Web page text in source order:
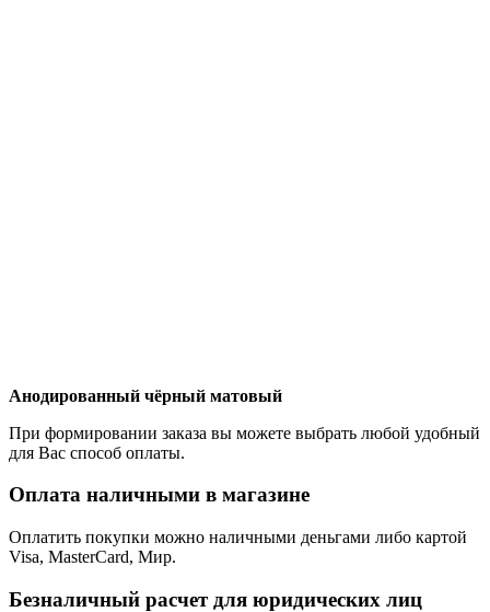
Анодированный чёрный матовый
При формировании заказа вы можете выбрать любой удобный
для Вас способ оплаты.
Оплата наличными в магазине
Оплатить покупки можно наличными деньгами либо картой
Visa, MasterCard, Мир.
Безналичный расчет для юридических лиц